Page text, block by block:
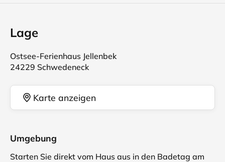
Lage
Ostsee-Ferienhaus Jellenbek
24229 Schwedeneck
Karte anzeigen
Umgebung
Starten Sie direkt vom Haus aus in den Badetag am